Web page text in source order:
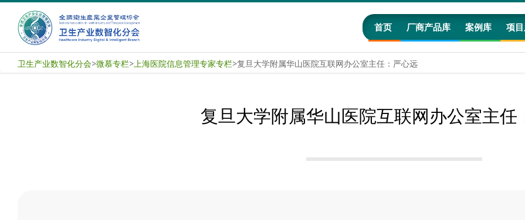
content卫
首页 厂商产品库 案例库 项
卫生产业数智化分会>微慕专栏>上海医院信息管理专家专栏>复旦大学附属华山医院互联网办公室主任：严心远
复旦大学附属华山医院互联网办公室主任